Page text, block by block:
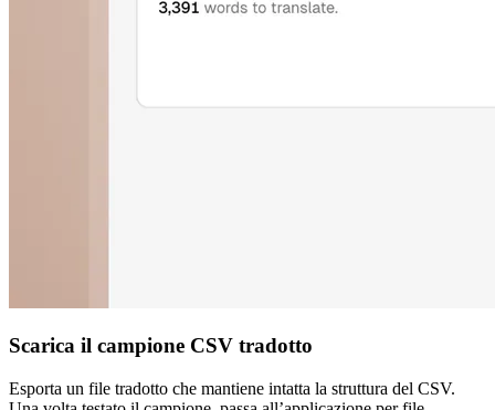
Scarica il campione CSV tradotto
Esporta un file tradotto che mantiene intatta la struttura del CSV.